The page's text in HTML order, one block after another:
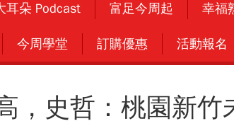
耳朵 Podcast 富足今周起 幸福
今周學堂 訂購優惠 活動報名
，史哲：桃園新竹